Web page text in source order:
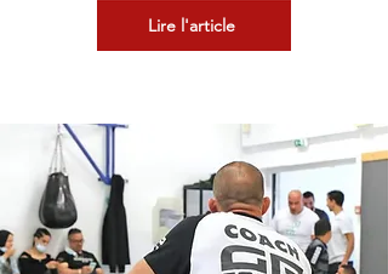
Lire l'article